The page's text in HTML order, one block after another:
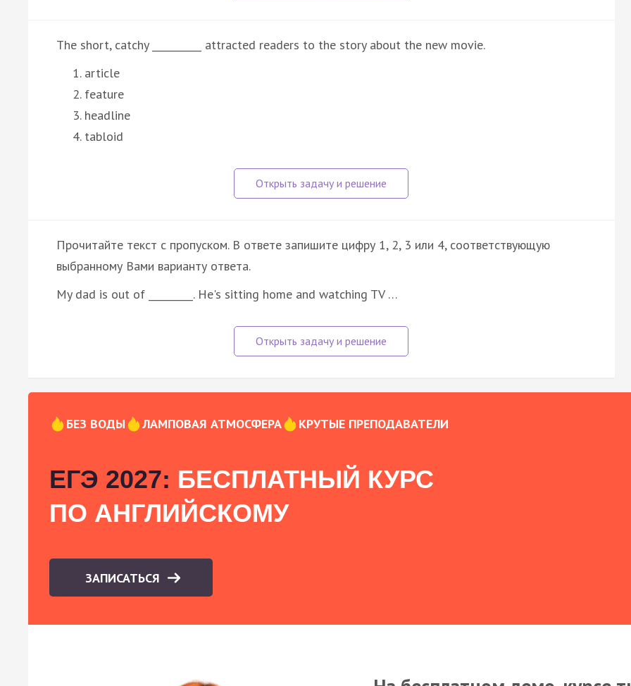
The short, catchy __________ attracted readers to the story about the new movie.
article
feature
headline
tabloid
Прочитайте текст с пропуском. В ответе запишите цифру 1, 2, 3 или 4, соответствующую
выбранному Вами варианту ответа.
My dad is out of _________. He's sitting home and watching TV …
БЕЗ ВОДЫ ЛАМПОВАЯ АТМОСФЕРА КРУТЫЕ ПРЕПОДАВАТЕЛИ
ЕГЭ 2027: БЕСПЛАТНЫЙ КУРС
ПО АНГЛИЙСКОМУ
ЗАПИСАТЬСЯ